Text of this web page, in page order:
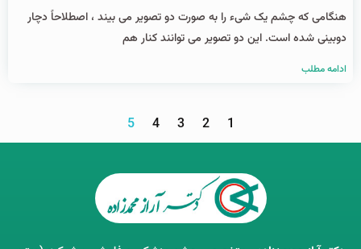
هنگامی که چشم یک شیء را به صورت دو تصویر می بیند ، اصطلاحاً دچار
دوبینی شده است. این دو تصویر می توانند کنار هم
ادامه مطلب
1
2
3
4
5